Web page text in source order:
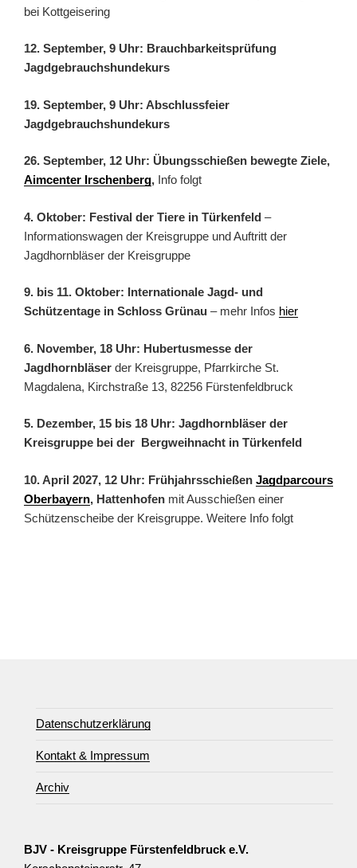
bei Kottgeisering
12. September, 9 Uhr: Brauchbarkeitsprüfung
Jagdgebrauchshundekurs
19. September, 9 Uhr: Abschlussfeier
Jagdgebrauchshundekurs
26. September, 12 Uhr: Übungsschießen bewegte Ziele,
Aimcenter Irschenberg, Info folgt
4. Oktober: Festival der Tiere in Türkenfeld –
Informationswagen der Kreisgruppe und Auftritt der
Jagdhornbläser der Kreisgruppe
9. bis 11. Oktober: Internationale Jagd- und
Schützentage in Schloss Grünau – mehr Infos hier
6. November, 18 Uhr: Hubertusmesse der
Jagdhornbläser der Kreisgruppe, Pfarrkirche St.
Magdalena, Kirchstraße 13, 82256 Fürstenfeldbruck
5. Dezember, 15 bis 18 Uhr: Jagdhornbläser der
Kreisgruppe bei der Bergweihnacht in Türkenfeld
10. April 2027, 12 Uhr: Frühjahrsschießen Jagdparcours
Oberbayern, Hattenhofen mit Ausschießen einer
Schützenscheibe der Kreisgruppe. Weitere Info folgt
Datenschutzerklärung
Kontakt & Impressum
Archiv
BJV - Kreisgruppe Fürstenfeldbruck e.V.